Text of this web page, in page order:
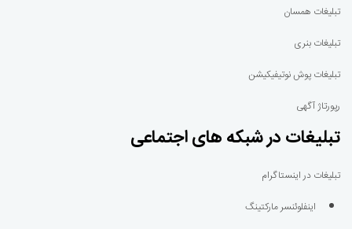
تبلیغات همسان
تبلیغات بنری
تبلیغات پوش نوتیفیکیشن
رپورتاژ آگهی
تبلیغات در شبکه های اجتماعی
تبلیغات در اینستاگرام
اینفلوئنسر مارکتینگ